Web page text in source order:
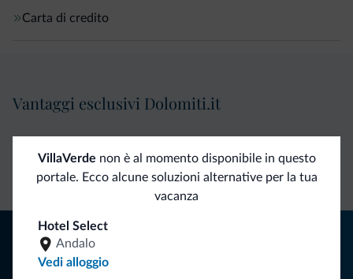
Carta di credito
VillaVerde non è al momento disponibile in questo
portale. Ecco alcune soluzioni alternative per la tua
vacanza
Hotel Select
Andalo
Vedi alloggio
Vantaggi esclusivi Dolomiti.it
vantaggiose
vincolanti
Consigli dalle Dolomiti
Riceverai informazioni, offerte esclusive e news per la tua